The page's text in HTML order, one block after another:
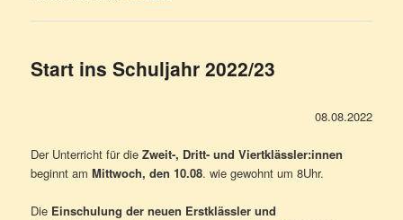
Start ins Schuljahr 2022/23
08.08.2022
Der Unterricht für dieZweit-, Dritt- und Viertklässler:innen
beginnt amMittwoch, den 10.08. wie gewohnt um 8Uhr.
Die Einschulung der neuen Erstklässler und